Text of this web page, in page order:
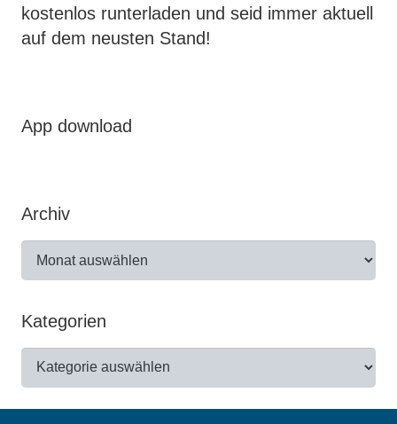
kostenlos runterladen und seid immer aktuell
auf dem neusten Stand!
App download
Archiv
Kategorien